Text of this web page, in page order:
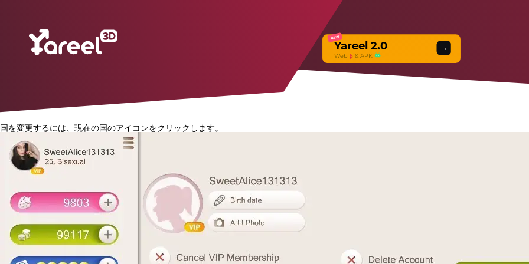
NEW
Yareel 2.0
Web β & APK
→
国を変更するには、現在の国のアイコンをクリックします。